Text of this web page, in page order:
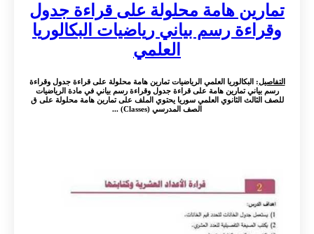
تمارين هامة محلولة على قراءة جدول
وقراءة رسم بياني رياضيات البكالوريا
العلمي
التفاصيل: البكالوريا العلمي الرياضيات تمارين هامة محلولة على قراءة جدول وقراءة
رسم بياني تمارين هامة على قراءة جدول وقراءة رسم بياني في مادة الرياضيات
للصف الثالث الثانوي العلمي سوريا يحتوي الملف على تمارين هامة محلولة على ق
الصف المدرسي (Classes) ...